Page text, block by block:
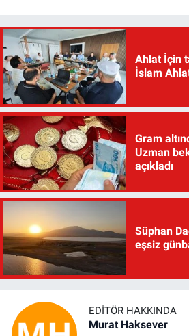
Ahlat İçin
İslam
Gram
Uzman
açıkladı
Süphan
eşsiz
EDITÖR HAKKINDA
Murat Haksever